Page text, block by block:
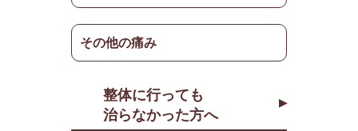
その他の痛み
整体に行っても
治らなかった方へ